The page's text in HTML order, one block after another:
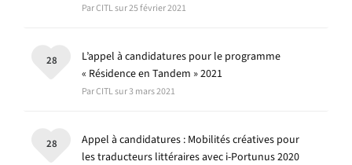
Par CITL sur 25 février 2021
L’appel à candidatures pour le programme
« Résidence en Tandem » 2021
Par CITL sur 3 mars 2021
28
Appel à candidatures : Mobilités créatives pour
les traducteurs littéraires avec i-Portunus 2020
28